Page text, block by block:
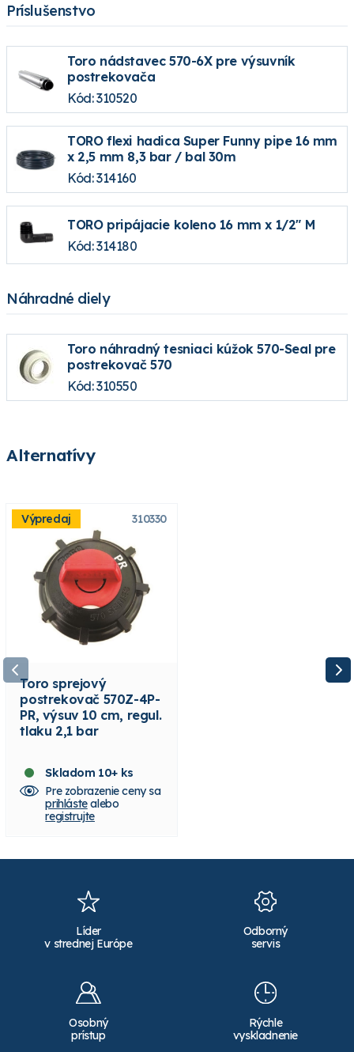
Príslušenstvo
Toro nádstavec 570-6X pre výsuvník
postrekovača
Kód: 310520
TORO flexi hadica Super Funny pipe 16 mm
x 2,5 mm 8,3 bar / bal 30m
Kód: 314160
TORO pripájacie koleno 16 mm x 1/2" M
Kód: 314180
Náhradné diely
Toro náhradný tesniaci kúžok 570-Seal pre
postrekovač 570
Kód: 310550
Alternatívy
Výpredaj 310330
Toro sprejový
postrekovač 570Z-4P-
PR, výsuv 10 cm, regul.
tlaku 2,1 bar
Skladom 10+ ks
Pre zobrazenie ceny sa
prihlástealebo
registrujte
Líder
v strednej Európe
Odborný
servis
Osobný
prístup
Rýchle
vyskladnenie